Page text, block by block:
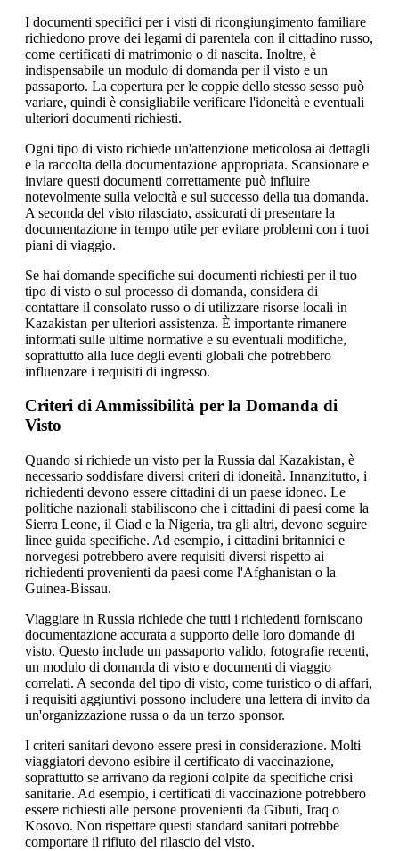
I documenti specifici per i visti di ricongiungimento familiare
richiedono prove dei legami di parentela con il cittadino russo,
come certificati di matrimonio o di nascita. Inoltre, è
indispensabile un modulo di domanda per il visto e un
passaporto. La copertura per le coppie dello stesso sesso può
variare, quindi è consigliabile verificare l'idoneità e eventuali
ulteriori documenti richiesti.
Ogni tipo di visto richiede un'attenzione meticolosa ai dettagli
e la raccolta della documentazione appropriata. Scansionare e
inviare questi documenti correttamente può influire
notevolmente sulla velocità e sul successo della tua domanda.
A seconda del visto rilasciato, assicurati di presentare la
documentazione in tempo utile per evitare problemi con i tuoi
piani di viaggio.
Se hai domande specifiche sui documenti richiesti per il tuo
tipo di visto o sul processo di domanda, considera di
contattare il consolato russo o di utilizzare risorse locali in
Kazakistan per ulteriori assistenza. È importante rimanere
informati sulle ultime normative e su eventuali modifiche,
soprattutto alla luce degli eventi globali che potrebbero
influenzare i requisiti di ingresso.
Criteri di Ammissibilità per la Domanda di
Visto
Quando si richiede un visto per la Russia dal Kazakistan, è
necessario soddisfare diversi criteri di idoneità. Innanzitutto, i
richiedenti devono essere cittadini di un paese idoneo. Le
politiche nazionali stabiliscono che i cittadini di paesi come la
Sierra Leone, il Ciad e la Nigeria, tra gli altri, devono seguire
linee guida specifiche. Ad esempio, i cittadini britannici e
norvegesi potrebbero avere requisiti diversi rispetto ai
richiedenti provenienti da paesi come l'Afghanistan o la
Guinea-Bissau.
Viaggiare in Russia richiede che tutti i richiedenti forniscano
documentazione accurata a supporto delle loro domande di
visto. Questo include un passaporto valido, fotografie recenti,
un modulo di domanda di visto e documenti di viaggio
correlati. A seconda del tipo di visto, come turistico o di affari,
i requisiti aggiuntivi possono includere una lettera di invito da
un'organizzazione russa o da un terzo sponsor.
I criteri sanitari devono essere presi in considerazione. Molti
viaggiatori devono esibire il certificato di vaccinazione,
soprattutto se arrivano da regioni colpite da specifiche crisi
sanitarie. Ad esempio, i certificati di vaccinazione potrebbero
essere richiesti alle persone provenienti da Gibuti, Iraq o
Kosovo. Non rispettare questi standard sanitari potrebbe
comportare il rifiuto del rilascio del visto.